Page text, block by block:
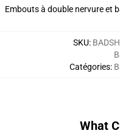
Embouts à double nervure et
SKU:
Catégories:
What